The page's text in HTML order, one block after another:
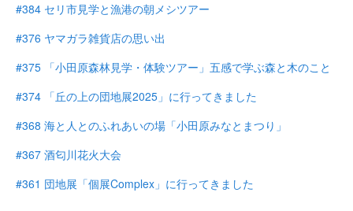
#384 セリ市見学と漁港の朝メシツアー
#376 ヤマガラ雑貨店の思い出
#375 「小田原森林見学・体験ツアー」五感で学ぶ森と木のこと
#374 「丘の上の団地展2025」に行ってきました
#368 海と人とのふれあいの場「小田原みなとまつり」
#367 酒匂川花火大会
#361 団地展「個展Complex」に行ってきました